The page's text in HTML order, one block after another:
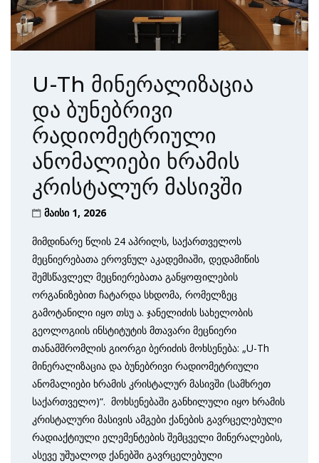
U-Th მინერალიზაცია
და ბუნებრივი
რადიომეტრიული
ანომალიები ხრამის
კრისტალურ მასივში
მაისი 1, 2026
მიმდინარე წლის 24 აპრილს, საქართველოს
მეცნიერებათა ეროვნულ აკადემიაში, დედამიწის
შემსწავლელ მეცნიერებათა განყოფილების
ორგანიზებით ჩატარდა სხდომა, რომელზეც
გამოტანილი იყო თსუ ა. ჯანელიძის სახელობის
გეოლოგიის ინსტიტუტის მთავარი მეცნიერი
თანამშრომლის გიორგი ბერიძის მოხსენება: „U-Th
მინერალიზაცია და ბუნებრივი რადიომეტრიული
ანომალიები ხრამის კრისტალურ მასივში (სამხრეთ
საქართველო)“. მოხსენებაში განხილული იყო ხრამის
კრისტალური მასივის ამგები ქანების გავრცელებული
რადიაქტიული ელემენტების შემცველი მინერალების,
ასევე უშუალოდ ქანებში გავრცელებული